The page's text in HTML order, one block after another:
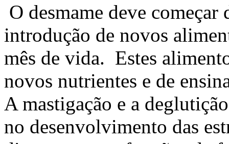
O desmame deve
introdução de novos
mês de vida. Estes
novos nutrientes e de
A mastigação e a
no desenvolvimento das